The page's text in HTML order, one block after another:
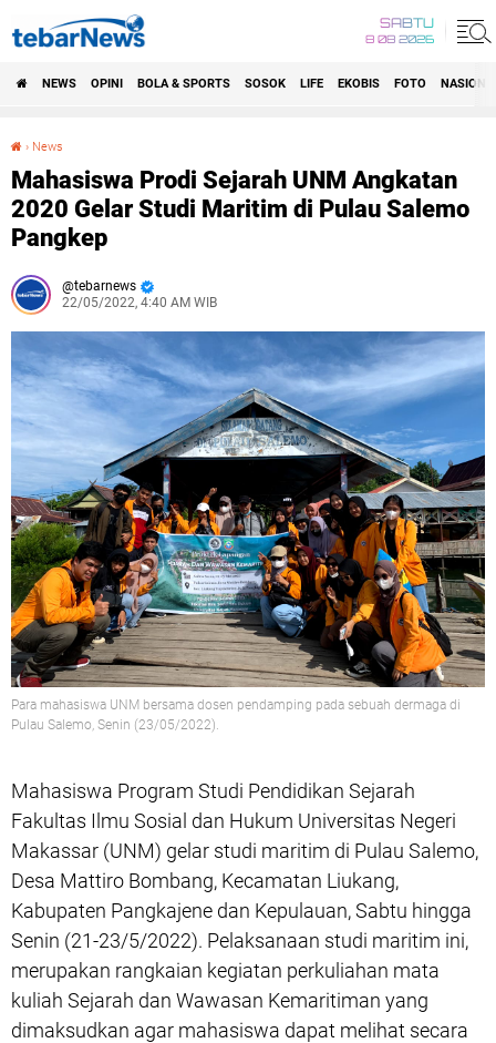
SABTU
8 08 2026
NEWS OPINI BOLA & SPORTS SOSOK LIFE EKOBIS FOTO
› News
Mahasiswa Prodi Sejarah UNM Angkatan
2020 Gelar Studi Maritim di Pulau Salemo
Pangkep
tebarnews
22/05/2022, 4:40 AM WIB
Para mahasiswa UNM bersama dosen pendamping pada sebuah dermaga di
Pulau Salemo, Senin (23/05/2022).
Mahasiswa Program Studi Pendidikan Sejarah
Fakultas Ilmu Sosial dan Hukum Universitas Negeri
Makassar (UNM) gelar studi maritim di Pulau Salemo,
Desa Mattiro Bombang, Kecamatan Liukang,
Kabupaten Pangkajene dan Kepulauan, Sabtu hingga
Senin (21-23/5/2022). Pelaksanaan studi maritim ini,
merupakan rangkaian kegiatan perkuliahan mata
kuliah Sejarah dan Wawasan Kemaritiman yang
dimaksudkan agar mahasiswa dapat melihat secara